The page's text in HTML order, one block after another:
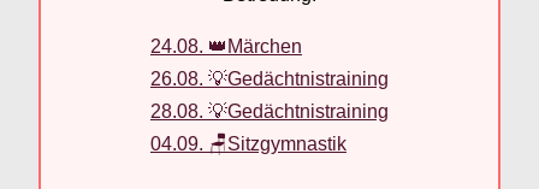
24.08. 👑Märchen
26.08. 💡Gedächtnistraining
28.08. 💡Gedächtnistraining
04.09. 🪑Sitzgymnastik